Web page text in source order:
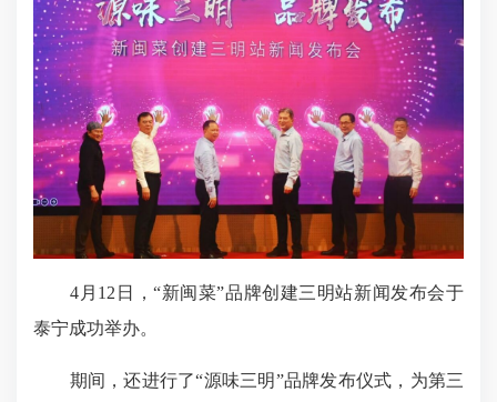
4月12日，“新闽菜”品牌创建三明站新闻发布会于
泰宁成功举办。
期间，还进行了“源味三明”品牌发布仪式，为第三